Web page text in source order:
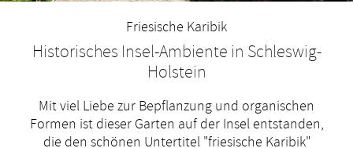
Friesische Karibik
Historisches Insel-Ambiente in Schleswig-
Holstein
Mit viel Liebe zur Bepflanzung und organischen
Formen ist dieser Garten auf der Insel entstanden,
die den schönen Untertitel "friesische Karibik"